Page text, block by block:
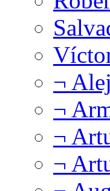
¬
¬
¬
¬